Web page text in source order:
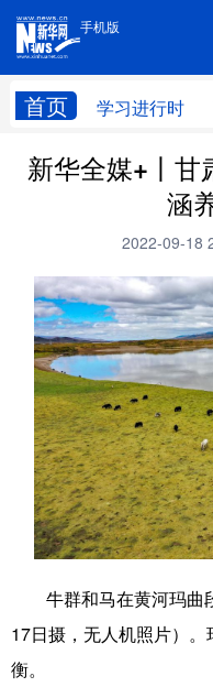
手机版
首页 学习进行时
手机版
学习进行时 高层
财经
科技 科创
文化 书画
访谈 视频
法律 中央文
食品 人居
学术中国 乡村振
彩票 娱乐
新华全媒+丨甘
涵
2022-09-18
牛群和马在黄河玛曲
17日摄，无人机照片）
衡。